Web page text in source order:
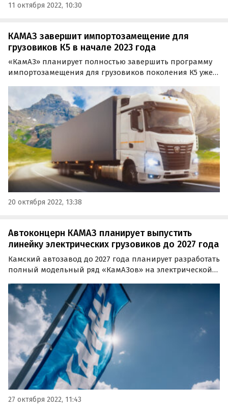
11 октября 2022, 10:30
КАМАЗ завершит импортозамещение для
грузовиков К5 в начале 2023 года
«КамАЗ» планирует полностью завершить программу
импортозамещения для грузовиков поколения К5 уже в
Татарстана Рустам Минниханов, пишут «Автоновости
дня».
20 октября 2022, 13:38
Автоконцерн КАМАЗ планирует выпустить
линейку электрических грузовиков до 2027 года
Камский автозавод до 2027 года планирует разработать
полный модельный ряд «КамАЗов» на электрической
служба автогиганта.
27 октября 2022, 11:43